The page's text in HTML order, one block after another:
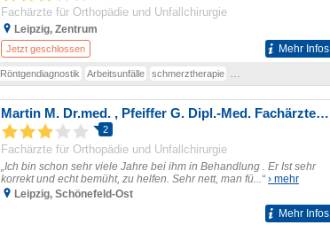
Fachärzte für Orthopädie und Unfallchirurgie
Leipzig, Zentrum
Jetzt geschlossen Mehr Infos
Röntgendiagnostik Arbeitsunfälle schmerztherapie
Martin M. Dr.med. , Pfeiffer G. Dipl.-Med. Fachärzte für Orthopädie
2
Fachärzte für Orthopädie und Unfallchirurgie
„Ich bin schon sehr viele Jahre bei ihm in Behandlung . Er Ist sehr
korrekt und echt bemüht, zu helfen. Sehr nett, man fü...“› mehr
Leipzig, Schönefeld-Ost
Mehr Infos